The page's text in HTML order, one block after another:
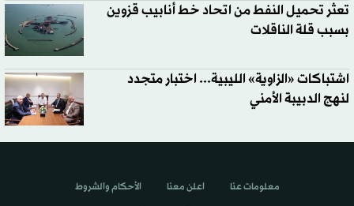
تعثر تحميل النفط من اتحاد خط أنابيب قزوين
بسبب قلة الناقلات
اشتباكات «الزاوية» الليبية... اختبار متجدد
لنهج الدبيبة الأمني
معلومات عنا اعلن معنا الأحكام والشروط